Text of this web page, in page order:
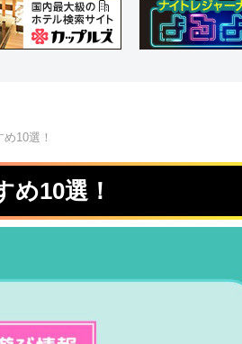
10選！
め10選！